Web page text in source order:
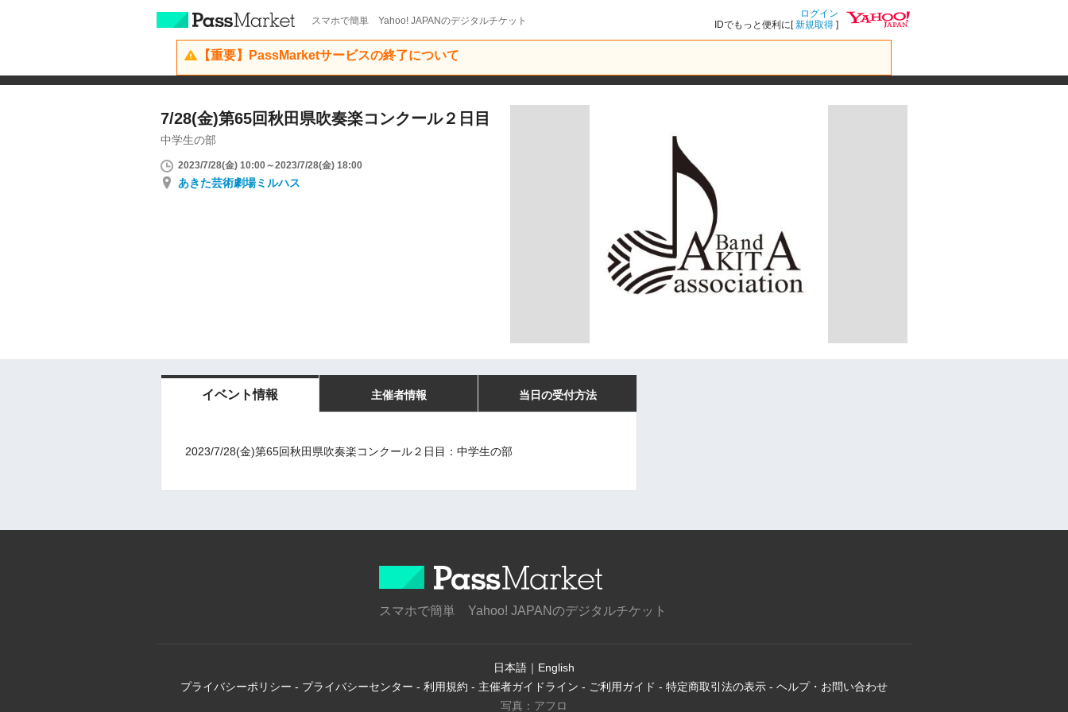
スマホで簡単 Yahoo! JAPANのデジタルチケット
ログイン
IDでもっと便利に[新規取得 ]
【重要】PassMarketサービスの終了について
7/28(金)第65回秋田県吹奏楽コンクール２日目
中学生の部
2023/7/28(金) 10:00～2023/7/28(金) 18:00
あきた芸術劇場ミルハス
イベント情報 主催者情報 当日の受付方法
2023/7/28(金)第65回秋田県吹奏楽コンクール２日目：中学生の部
スマホで簡単 Yahoo! JAPANのデジタルチケット
日本語 ｜ English
プライバシーポリシー - プライバシーセンター - 利用規約 - 主催者ガイドライン - ご利用ガイド - 特定商取引法の表示 - ヘルプ・お問い合わせ
写真：アフロ